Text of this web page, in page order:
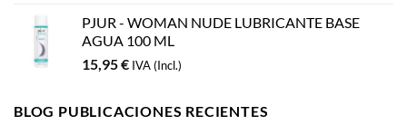
PJUR - WOMAN NUDE LUBRICANTE BASE
AGUA 100 ML
15,95€ IVA (Incl.)
BLOG PUBLICACIONES RECIENTES